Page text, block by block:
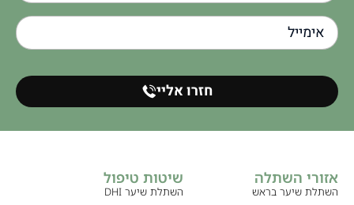
חזרו אליי
אזורי השתלה
השתלת שיער בראש
שיטות טיפול
השתלת שיער DHI